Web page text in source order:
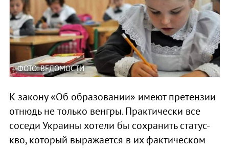
ФОТО: ВЕДОМОСТИ
К закону «Об образовании» имеют претензии
отнюдь не только венгры. Практически все
соседи Украины хотели бы сохранить статус-
кво, который выражается в их фактическом